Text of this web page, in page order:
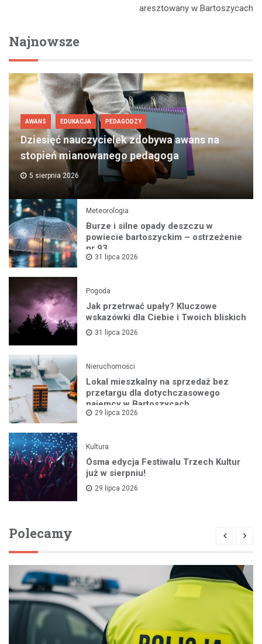
aresztowany w Bartoszycach
Najnowsze
AWANS EDUKACJA PEDAGODZY
Dziesięć nauczycielek zdobywa awans na
stopień mianowanego pedagoga
5 sierpnia 2026
Meteorologia
Burze i silne opady deszczu w
powiecie bartoszyckim – ostrzeżenie
nr 93
31 lipca 2026
Pogoda
Jak przetrwać upały? Kluczowe
wskazówki dla Ciebie i Twoich bliskich
31 lipca 2026
Nieruchomości
Lokal mieszkalny na sprzedaż bez
przetargu dla dotychczasowego
najemcy w Bartoszycach
29 lipca 2026
Kultura
Ósma edycja Festiwalu Trzech Kultur
już w sierpniu!
29 lipca 2026
Polecamy